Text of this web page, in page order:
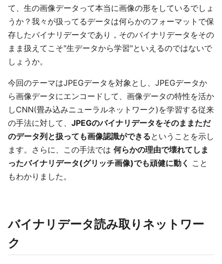
て、生の画像データって本当に画像の形をしているでしょ
うか？我々が扱ってるデータは何らかのフォーマットで保
存したバイナリデータであり，そのバイナリデータをその
まま扱えてこそ"生データから学習"といえるのではないで
しょうか。
今回のテーマはJPEGデータを対象とし、JPEGデータか
ら画像データにエンコードして、画像データの特性を活か
しCNN(畳み込みニューラルネットワーク)を学習する従来
の手法に対して、 JPEGのバイナリデータをそのままただ
のデータ列と扱っても画像認識ができるということを示し
ます。さらに、この手法では 何らかの理由で壊れてしま
ったバイナリデータ(グリッチ画像)でも頑健に動く こと
もわかりました。
バイナリデータ読み取りネットワー
ク